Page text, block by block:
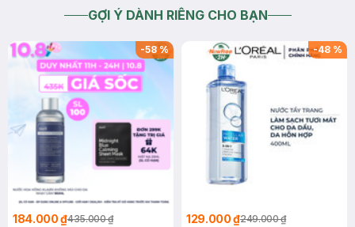
GỢI Ý DÀNH RIÊNG CHO BẠN
-58%
184.000 ₫435.000 ₫
-48 %
129.000 ₫249.000 ₫